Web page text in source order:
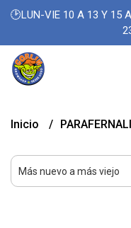
🕑LUN-VIE 10 A 13 Y 15
Inicio